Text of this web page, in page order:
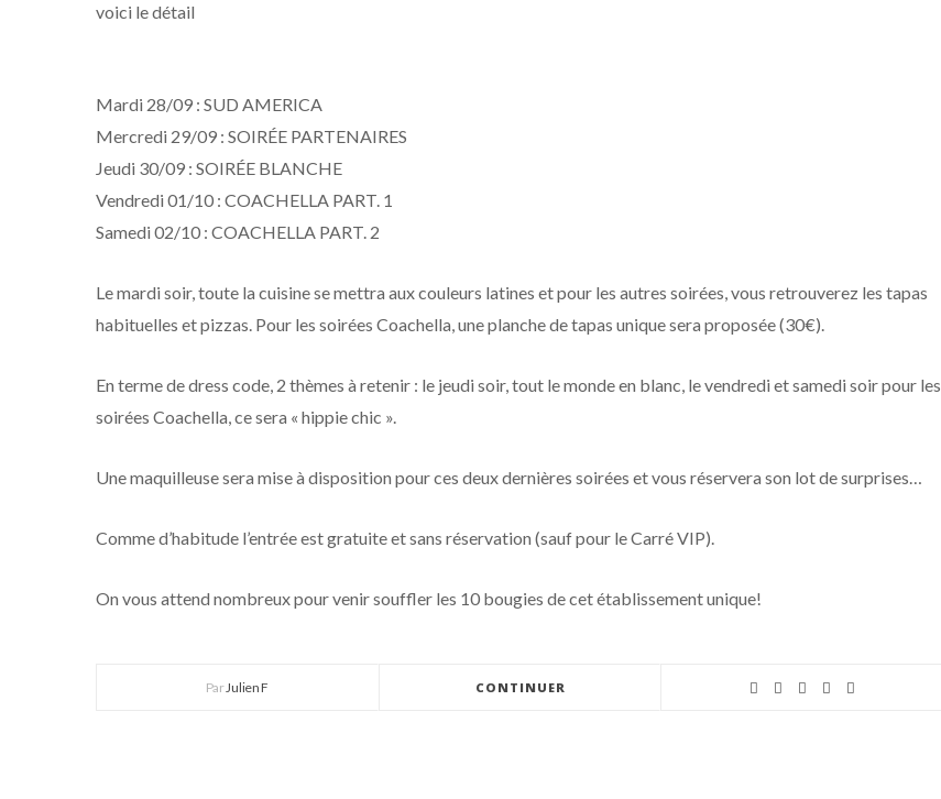
voici le détail
Mardi 28/09 : SUD AMERICA
Mercredi 29/09 : SOIRÉE PARTENAIRES
Jeudi 30/09 : SOIRÉE BLANCHE
Vendredi 01/10 : COACHELLA PART. 1
Samedi 02/10 : COACHELLA PART. 2
Le mardi soir, toute la cuisine se mettra aux couleurs latines et pour les autres soirées, vous retrouverez les tapas
habituelles et pizzas. Pour les soirées Coachella, une planche de tapas unique sera proposée (30€).
En terme de dress code, 2 thèmes à retenir : le jeudi soir, tout le monde en blanc, le vendredi et samedi soir pour les
soirées Coachella, ce sera « hippie chic ».
Une maquilleuse sera mise à disposition pour ces deux dernières soirées et vous réservera son lot de surprises…
Comme d’habitude l’entrée est gratuite et sans réservation (sauf pour le Carré VIP).
On vous attend nombreux pour venir souffler les 10 bougies de cet établissement unique!
ParJulien F CONTINUER